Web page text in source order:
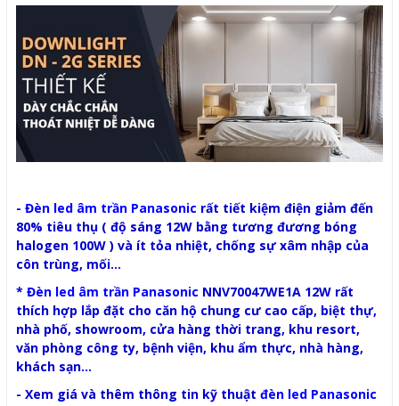
- Đèn led âm trần Panasonic rất tiết kiệm điện giảm đến
80% tiêu thụ ( độ sáng 12W bằng tương đương bóng
halogen 100W ) và ít tỏa nhiệt, chống sự xâm nhập của
côn trùng, mối...
* Đèn led âm trần Panasonic NNV70047WE1A 12W rất
thích hợp lắp đặt cho căn hộ chung cư cao cấp, biệt thự,
nhà phố, showroom, cửa hàng thời trang, khu resort,
văn phòng công ty, bệnh viện, khu ẩm thực, nhà hàng,
khách sạn...
- Xem giá và thêm thông tin kỹ thuật đèn led Panasonic